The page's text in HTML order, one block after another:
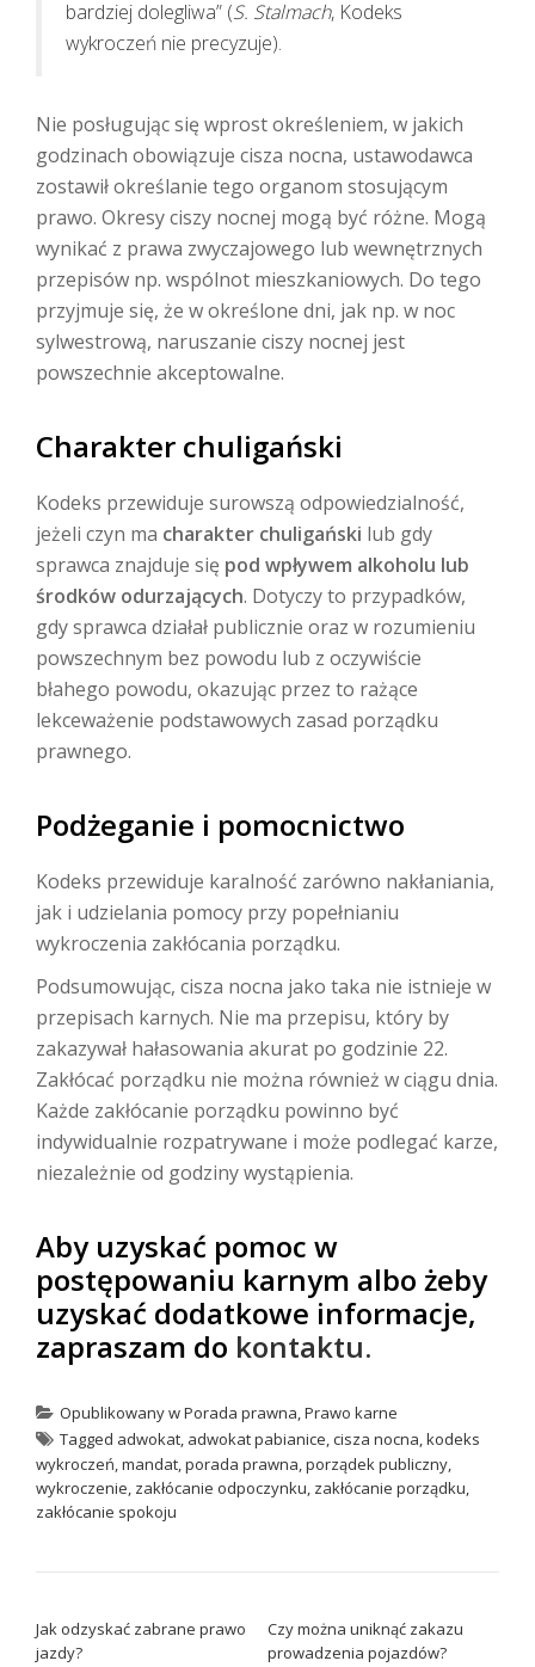
bardziej dolegliwa” (S. Stalmach, Kodeks
wykroczeń nie precyzuje).
Nie posługując się wprost określeniem, w jakich
godzinach obowiązuje cisza nocna, ustawodawca
zostawił określanie tego organom stosującym
prawo. Okresy ciszy nocnej mogą być różne. Mogą
wynikać z prawa zwyczajowego lub wewnętrznych
przepisów np. wspólnot mieszkaniowych. Do tego
przyjmuje się, że w określone dni, jak np. w noc
sylwestrową, naruszanie ciszy nocnej jest
powszechnie akceptowalne.
Charakter chuligański
Kodeks przewiduje surowszą odpowiedzialność,
jeżeli czyn ma charakter chuligański lub gdy
sprawca znajduje się pod wpływem alkoholu lub
środków odurzających. Dotyczy to przypadków,
gdy sprawca działał publicznie oraz w rozumieniu
powszechnym bez powodu lub z oczywiście
błahego powodu, okazując przez to rażące
lekceważenie podstawowych zasad porządku
prawnego.
Podżeganie i pomocnictwo
Kodeks przewiduje karalność zarówno nakłaniania,
jak i udzielania pomocy przy popełnianiu
wykroczenia zakłócania porządku.
Podsumowując, cisza nocna jako taka nie istnieje w
przepisach karnych. Nie ma przepisu, który by
zakazywał hałasowania akurat po godzinie 22.
Zakłócać porządku nie można również w ciągu dnia.
Każde zakłócanie porządku powinno być
indywidualnie rozpatrywane i może podlegać karze,
niezależnie od godziny wystąpienia.
Aby uzyskać pomoc w
postępowaniu karnym albo żeby
uzyskać dodatkowe informacje,
zapraszam do kontaktu.
Opublikowany wPorada prawna Prawo karne
Tagged adwokat adwokat pabianice cisza nocna kodeks
wykroczeń mandat porada prawna porządek publiczny
wykroczenie zakłócanie odpoczynku zakłócanie porządku
zakłócanie spokoju
Jak odzyskać zabrane prawo
jazdy?
Czy można uniknąć zakazu
prowadzenia pojazdów?